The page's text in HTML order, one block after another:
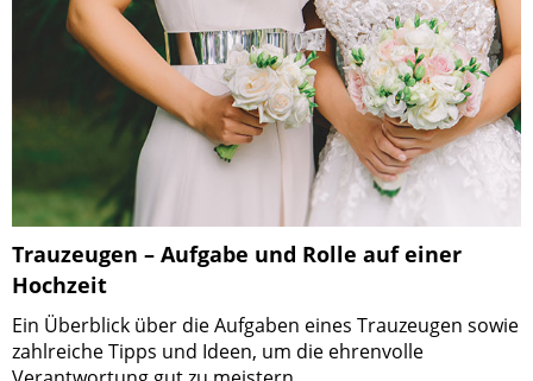
Trauzeugen – Aufgabe und Rolle auf einer
Hochzeit
Ein Überblick über die Aufgaben eines Trauzeugen sowie
zahlreiche Tipps und Ideen, um die ehrenvolle